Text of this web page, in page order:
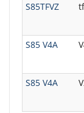
S85TFVZ
S85 V4A
S85 V4A